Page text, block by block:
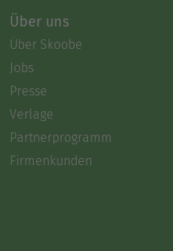
Über uns
Über Skoobe
Jobs
Presse
Verlage
Partnerprogramm
Firmenkunden